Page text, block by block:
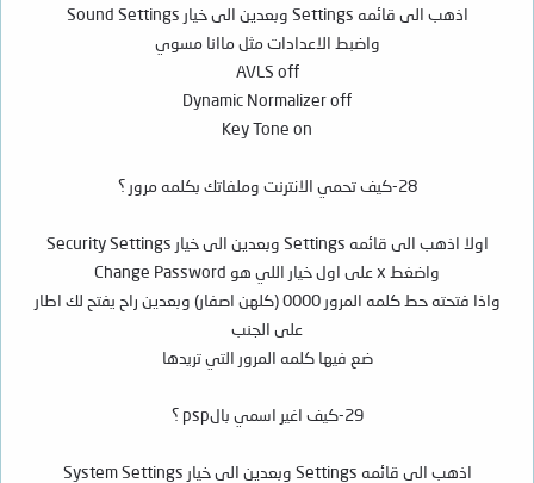
اذهب الى قائمه Settings وبعدين الى خيار Sound Settings
واضبط الاعدادات مثل ماانا مسوي
AVLS off
Dynamic Normalizer off
Key Tone on
28-كيف تحمي الانترنت وملفاتك بكلمه مرور ؟
اولا اذهب الى قائمه Settings وبعدين الى خيار Security Settings
واضغط x على اول خيار اللي هو Change Password
واذا فتحته حط كلمه المرور 0000 (كلهن اصفار) وبعدين راح يفتح لك اطار
على الجنب
ضع فيها كلمه المرور التي تريدها
29-كيف اغير اسمي بالpsp ؟
اذهب الى قائمه Settings وبعدين الى خيار System Settings